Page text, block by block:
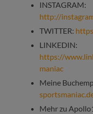
INSTAGRAM:
http://
TWITTER:
LINKEDIN:
https://
maniac
Meine
Mehr zu